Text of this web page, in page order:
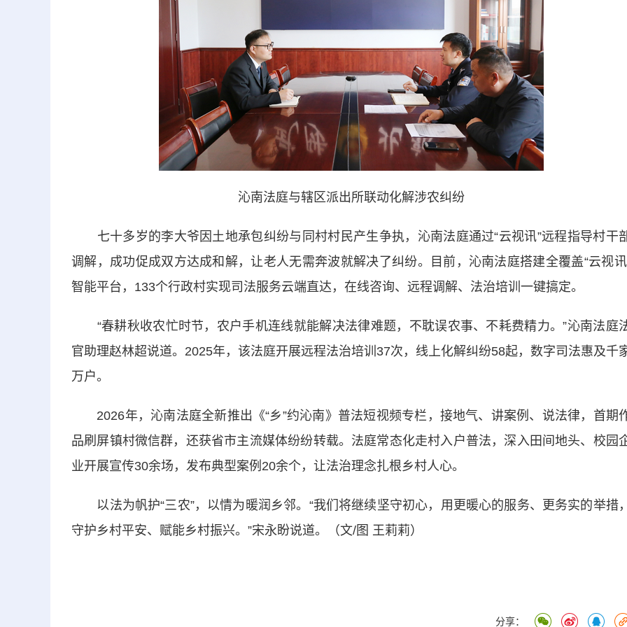
沁南法庭与辖区派出所联动化解涉农纠纷
七十多岁的李大爷因土地承包纠纷与同村村民产生争执，沁南法庭通过“云视讯”远程指导村干
调解，成功促成双方达成和解，让老人无需奔波就解决了纠纷。目前，沁南法庭搭建全覆盖“云视讯
智能平台，133个行政村实现司法服务云端直达，在线咨询、远程调解、法治培训一键搞定。
“春耕秋收农忙时节，农户手机连线就能解决法律难题，不耽误农事、不耗费精力。”沁南法庭
官助理赵林超说道。2025年，该法庭开展远程法治培训37次，线上化解纠纷58起，数字司法惠及千
万户。
2026年，沁南法庭全新推出《“乡”约沁南》普法短视频专栏，接地气、讲案例、说法律，首期
品刷屏镇村微信群，还获省市主流媒体纷纷转载。法庭常态化走村入户普法，深入田间地头、校园
业开展宣传30余场，发布典型案例20余个，让法治理念扎根乡村人心。
以法为帆护“三农”，以情为暖润乡邻。“我们将继续坚守初心，用更暖心的服务、更务实的举措
守护乡村平安、赋能乡村振兴。”宋永盼说道。（文/图 王莉莉）
分享：